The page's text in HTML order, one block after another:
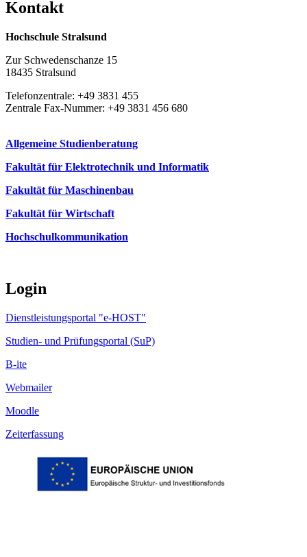
Kon­takt
Hochschule Stralsund
Zur Schwedenschanze 15
18435 Stralsund
Telefonzentrale: +49 3831 455
Zentrale Fax-Nummer: +49 3831 456 680
Allgemeine Studienberatung
Fakultät für Elektrotechnik und Informatik
Fakultät für Maschinenbau
Fakultät für Wirtschaft
Hochschulkommunikation
Login
Dienstleistungsportal "e-HOST"
Studien- und Prüfungsportal (SuP)
B-ite
Webmailer
Moodle
Zeiterfassung